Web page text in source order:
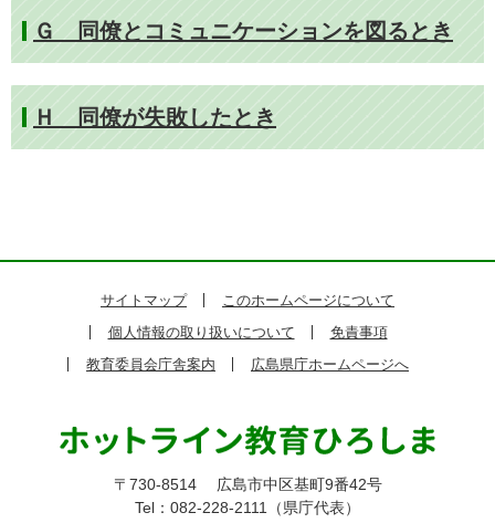
Ｇ 同僚とコミュニケーションを図るとき
Ｈ 同僚が失敗したとき
サイトマップ
このホームページについて
個人情報の取り扱いについて
免責事項
教育委員会庁舎案内
広島県庁ホームページへ
〒730-8514
広島市中区基町9番42号
Tel：082-228-2111（県庁代表）